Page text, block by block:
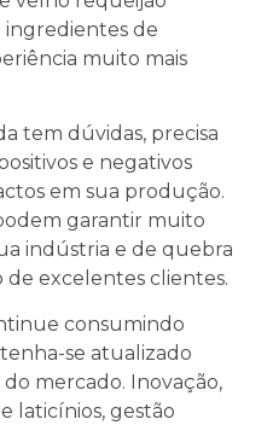
ingredientes de
muito mais
tem dúvidas, precisa
e negativos
em sua produção.
garantir muito
indústria e de quebra
excelentes clientes.
consumindo
se atualizado
mercado. Inovação,
laticínios, gestão